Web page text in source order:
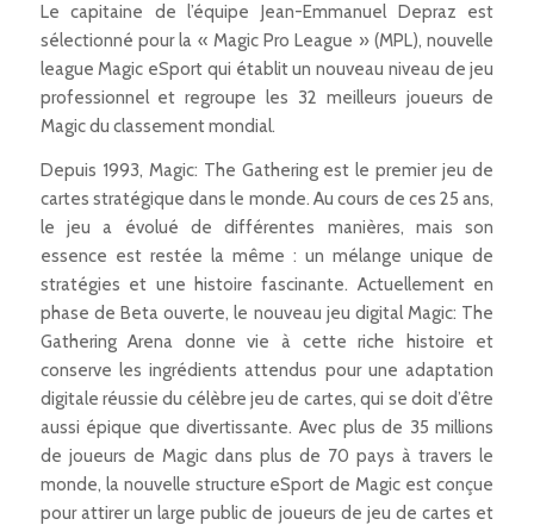
Le capitaine de l’équipe Jean-Emmanuel Depraz est
sélectionné pour la « Magic Pro League » (MPL), nouvelle
league Magic eSport qui établit un nouveau niveau de jeu
professionnel et regroupe les 32 meilleurs joueurs de
Magic du classement mondial.
Depuis 1993, Magic: The Gathering est le premier jeu de
cartes stratégique dans le monde. Au cours de ces 25 ans,
le jeu a évolué de différentes manières, mais son
essence est restée la même : un mélange unique de
stratégies et une histoire fascinante. Actuellement en
phase de Beta ouverte, le nouveau jeu digital Magic: The
Gathering Arena donne vie à cette riche histoire et
conserve les ingrédients attendus pour une adaptation
digitale réussie du célèbre jeu de cartes, qui se doit d’être
aussi épique que divertissante. Avec plus de 35 millions
de joueurs de Magic dans plus de 70 pays à travers le
monde, la nouvelle structure eSport de Magic est conçue
pour attirer un large public de joueurs de jeu de cartes et